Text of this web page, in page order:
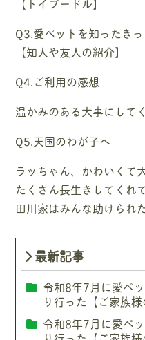
Q3.愛ペットを知ったき
【知人や友人の紹介】
Q4.ご利用の感想
温かみのある大事にして
Q5.天国のわが子へ
ラッちゃん、かわいくて
たくさん長生きしてくれ
田川家はみんな助けられ
最新記事
令和8年7月に愛ペ
り行った【ご家族様
令和8年7月に愛ペ